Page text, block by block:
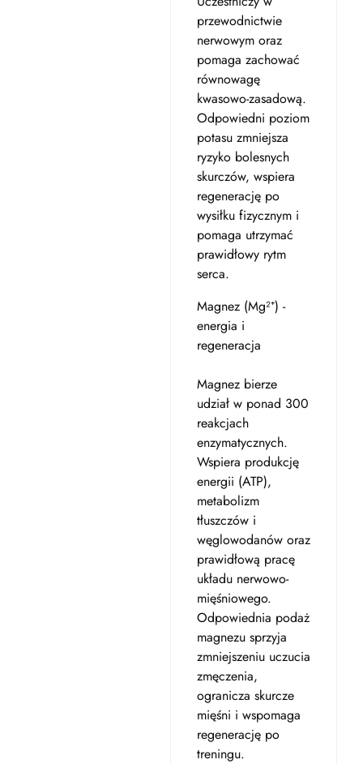
przewodnictwie
nerwowym oraz
pomaga zachować
równowagę
kwasowo-zasadową.
Odpowiedni poziom
potasu zmniejsza
ryzyko bolesnych
skurczów, wspiera
regenerację po
wysiłku fizycznym i
pomaga utrzymać
prawidłowy rytm
serca.
Magnez (Mg²⁺) -
energia i
regeneracja
Magnez bierze
udział w ponad 300
reakcjach
enzymatycznych.
Wspiera produkcję
energii (ATP),
metabolizm
tłuszczów i
węglowodanów oraz
prawidłową pracę
układu nerwowo-
mięśniowego.
Odpowiednia podaż
magnezu sprzyja
zmniejszeniu uczucia
zmęczenia,
ogranicza skurcze
mięśni i wspomaga
regenerację po
treningu.